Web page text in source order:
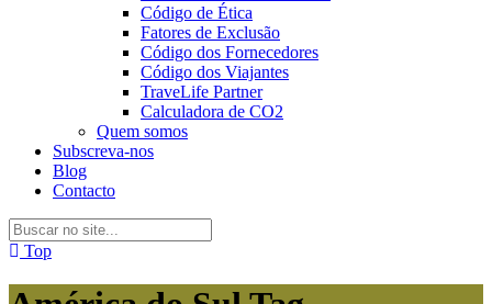
Código de Ética
Fatores de Exclusão
Código dos Fornecedores
Código dos Viajantes
TraveLife Partner
Calculadora de CO2
Quem somos
Subscreva-nos
Blog
Contacto
Top